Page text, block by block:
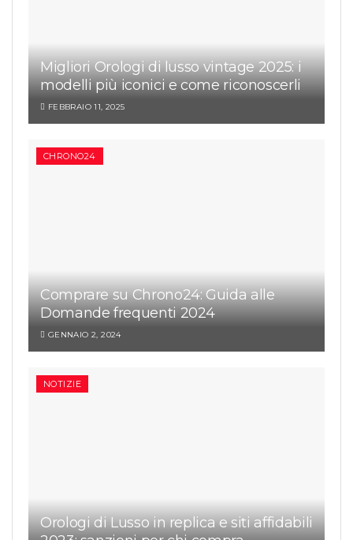
Migliori Orologi di lusso vintage 2025: i
modelli più iconici e come riconoscerli
FEBBRAIO 11, 2025
CHRONO24
Comprare su Chrono24: Guida alle
Domande frequenti 2024
GENNAIO 2, 2024
NOTIZIE
Orologi di Lusso in replica e siti affidabili